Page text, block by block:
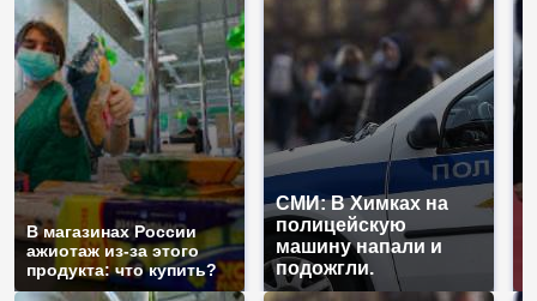
В магазинах России
ажиотаж из-за этого
продукта: что купить?
СМИ: В Химках на
полицейскую
машину напали и
подожгли.